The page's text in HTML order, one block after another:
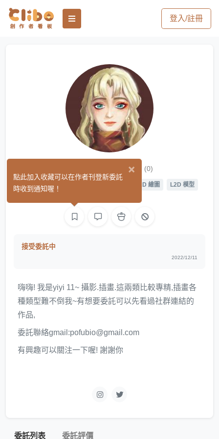
登入/註冊
pofubio 泡芙 (0)
平面設計 繪圖 L2D 繪圖
L2D 模型
接受委託中
2022/12/11
嗨嗨! 我是yiyi 11~ 攝影.插畫.這兩類比較專精,插畫各
種類型難不倒我~有想要委託可以先看過社群連結的
作品,
委託聯絡gmail:pofubio@gmail.com
有興趣可以關注一下喔! 謝謝你
委託列表 委託評價
×
點此加入收藏可以在作者刊登新委託
時收到通知喔！